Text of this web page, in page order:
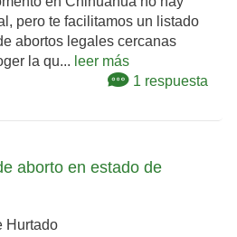
pero te facilitamos un listado
abortos legales cercanas
la qu... leer más
1 respuesta
aborto en estado de
Hurtado